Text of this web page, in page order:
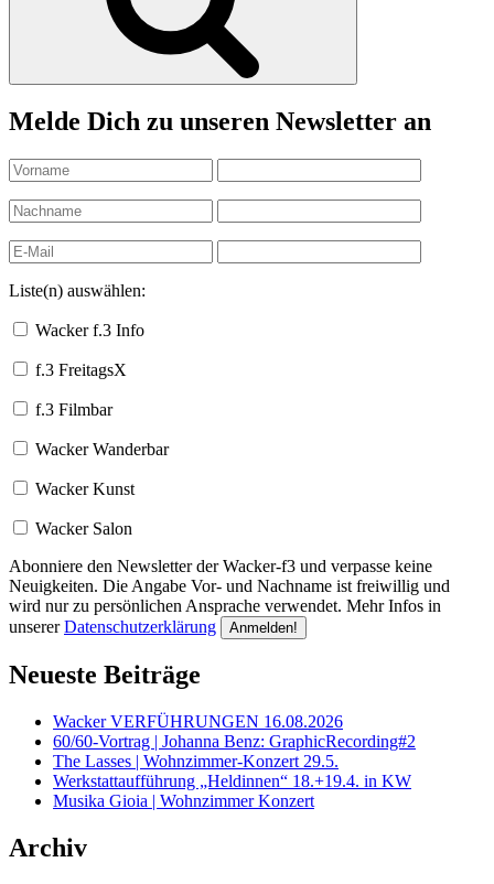
Melde Dich zu unseren Newsletter an
Liste(n) auswählen:
Wacker f.3 Info
f.3 FreitagsX
f.3 Filmbar
Wacker Wanderbar
Wacker Kunst
Wacker Salon
Abonniere den Newsletter der Wacker-f3 und verpasse keine
Neuigkeiten. Die Angabe Vor- und Nachname ist freiwillig und
wird nur zu persönlichen Ansprache verwendet. Mehr Infos in
unsererDatenschutzerklärung
Neueste Beiträge
Wacker VERFÜHRUNGEN 16.08.2026
60/60-Vortrag | Johanna Benz: GraphicRecording#2
The Lasses | Wohnzimmer-Konzert 29.5.
Werkstattaufführung „Heldinnen“ 18.+19.4. in KW
Musika Gioia | Wohnzimmer Konzert
Archiv